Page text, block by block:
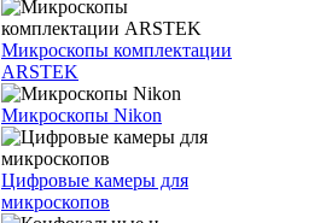
Микроскопы комплектации
ARSTEK
Микроскопы Nikon
Цифровые камеры для
микроскопов